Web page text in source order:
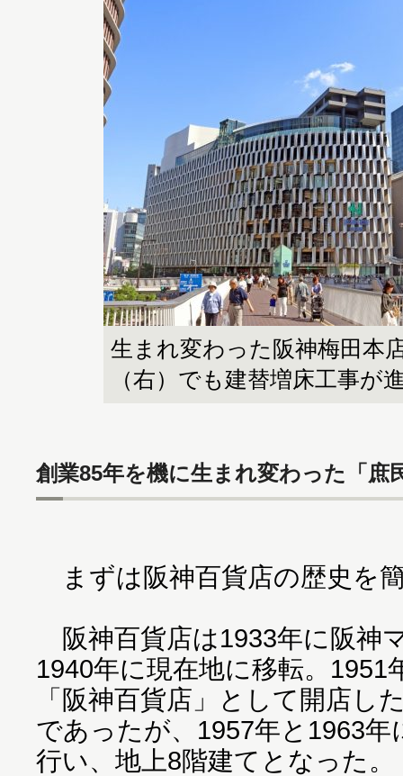
生まれ変わった阪神梅田本
（右）でも建替増床工事が
創業85年を機に生まれ変わった「庶
まずは阪神百貨店の歴史を
阪神百貨店は1933年に阪神
1940年に現在地に移転。1951
「阪神百貨店」として開店し
であったが、1957年と1963年
行い、地上8階建てとなった。